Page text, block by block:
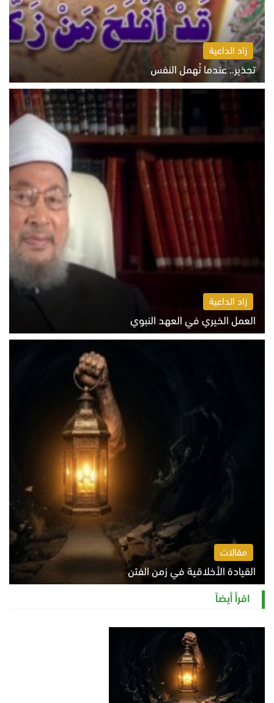
زاد الداعية
تحذير.. عندما تُهمل النفس
الاثنين 10 أغسطس 2026 11:11 ص
زاد الداعية
العمل الخيري في العهد النبوي
الاثنين 10 أغسطس 2026 10:55 ص
مقالات
القيادة الأخلاقية في زمن الفتن
الاثنين 10 أغسطس 2026 11:31 ص
اقرأ أيضاً